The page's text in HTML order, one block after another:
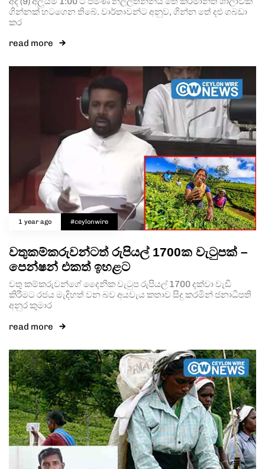
ගින්නක් හටගෙන තිබේ. වාර්තාවන්ට අනුව, ගින්න තේ දළු ගබඩා
කර
read more
1 year ago #ceylonwire
වතුකම්කරුවන්ටත් රුපියල් 1700ක වැටුපක් –
පෙන්ෂන් එකත් ඉහළට
වතු කම්කරුවන්ගේ දෛනික වැටුප රුපියල් 1700 දක්වා වැඩි
කිරීමට රජය මැදිහත් වන බව අයවැය කතාව සිදු කරමින් ජනාධිපති
අනුර කුමාර
read more